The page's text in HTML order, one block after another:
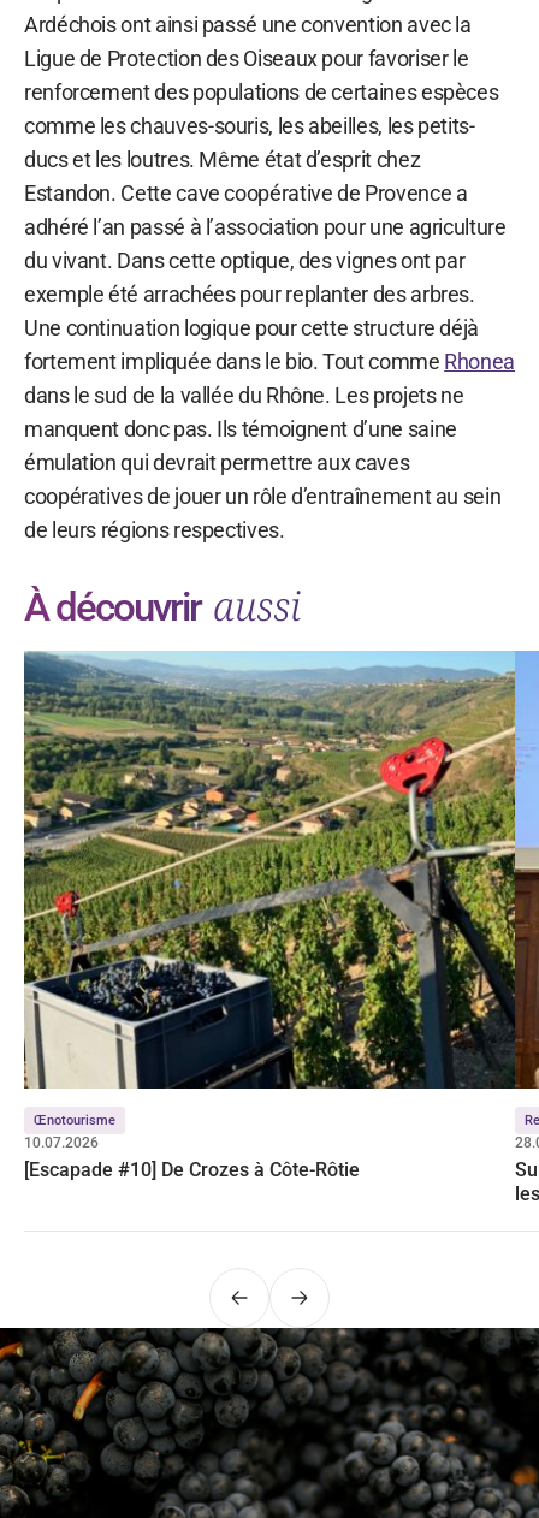
Ardéchois ont ainsi passé une convention avec la
Ligue de Protection des Oiseaux pour favoriser le
renforcement des populations de certaines espèces
comme les chauves-souris, les abeilles, les petits-
ducs et les loutres. Même état d’esprit chez
Estandon. Cette cave coopérative de Provence a
adhéré l’an passé à l’association pour une agriculture
du vivant. Dans cette optique, des vignes ont par
exemple été arrachées pour replanter des arbres.
Une continuation logique pour cette structure déjà
fortement impliquée dans le bio. Tout comme Rhonea
dans le sud de la vallée du Rhône. Les projets ne
manquent donc pas. Ils témoignent d’une saine
émulation qui devrait permettre aux caves
coopératives de jouer un rôle d’entraînement au sein
de leurs régions respectives.
À découvrir aussi
Œnotourisme
10.07.2026
[Escapade #10] De Crozes à Côte-Rôtie
PrécédentSuivant